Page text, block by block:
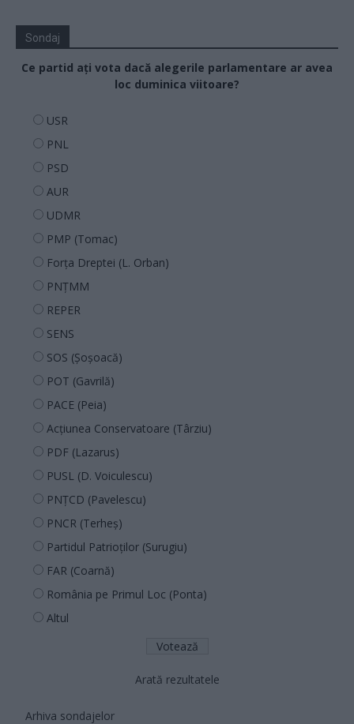
Sondaj
Ce partid ați vota dacă alegerile parlamentare ar avea
loc duminica viitoare?
USR
PNL
PSD
AUR
UDMR
PMP (Tomac)
Forța Dreptei (L. Orban)
PNȚMM
REPER
SENS
SOS (Șoșoacă)
POT (Gavrilă)
PACE (Peia)
Acțiunea Conservatoare (Târziu)
PDF (Lazarus)
PUSL (D. Voiculescu)
PNȚCD (Pavelescu)
PNCR (Terheș)
Partidul Patrioților (Surugiu)
FAR (Coarnă)
România pe Primul Loc (Ponta)
Altul
Arată rezultatele
Arhiva sondajelor